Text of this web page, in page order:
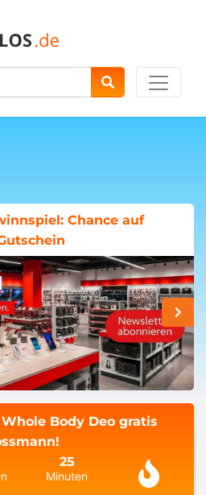
Chance auf
Body Deo gratis
25
Minuten